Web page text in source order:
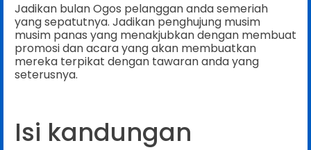
Jadikan bulan Ogos pelanggan anda semeriah
yang sepatutnya. Jadikan penghujung musim
musim panas yang menakjubkan dengan membuat
promosi dan acara yang akan membuatkan
mereka terpikat dengan tawaran anda yang
seterusnya.
Isi kandungan